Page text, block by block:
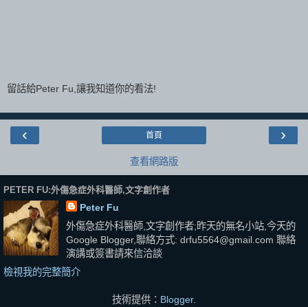
留話給Peter Fu,讓我知道你的看法!
‹ ›
首頁
查看網路版
PETER FU:外傷急症外科醫師,文字創作者
Peter Fu
外傷急症外科醫師,文字創作者;昨天的無名小站,今天的
Google Blogger,聯絡方式: drfu5564@gmail.com 聯絡
演講或簽書請來信洽談
檢視我的完整簡介
技術提供： Blogger.